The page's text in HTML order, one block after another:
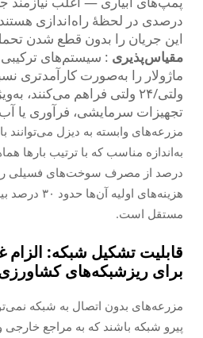
درصدی در لحظهٔ راه‌اندازی هستند؛
این جریان را بدون قطع شدن
مقیاس‌پذیری
ولتی/۲۴ ولتی فراهم می‌کنند،
تجهیزات سرمایشی، فرآوری یا
مزرعه‌های وابسته به دیزل می‌توانند
درصد از مصرف سوخت‌های فسیلی را
هزینه‌های
مستقل است.
قابلیت تشکیل شبکه: الزام
برای ریزشبکه‌های کشاورزی
مزرعه‌های بدون اتصال به شبکه
پیرو شبکه باشند که به مراجع خارجی